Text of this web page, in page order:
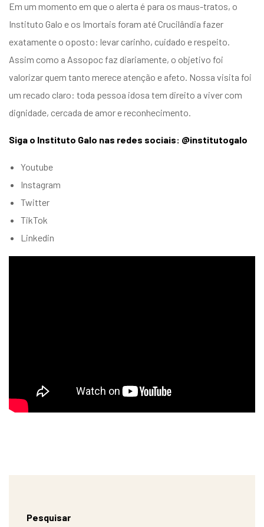
Em um momento em que o alerta é para os maus-tratos, o
Instituto Galo e os Imortais foram até Crucilândia fazer
exatamente o oposto: levar carinho, cuidado e respeito.
Assim como a Assopoc faz diariamente, o objetivo foi
valorizar quem tanto merece atenção e afeto. Nossa visita foi
um recado claro: toda pessoa idosa tem direito a viver com
dignidade, cercada de amor e reconhecimento.
Siga o Instituto Galo nas redes sociais: @institutogalo
Youtube
Instagram
Twitter
TikTok
Linkedin
Pesquisar